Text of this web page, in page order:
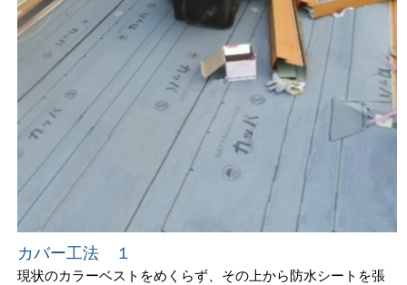
カバー工法 １
現状のカラーベストをめくらず、その上から防水シートを張